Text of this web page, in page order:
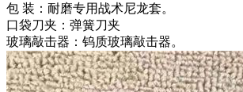
包 装：耐磨专用战术尼龙套。
口袋刀夹：弹簧刀夹
玻璃敲击器：钨质玻璃敲击器。